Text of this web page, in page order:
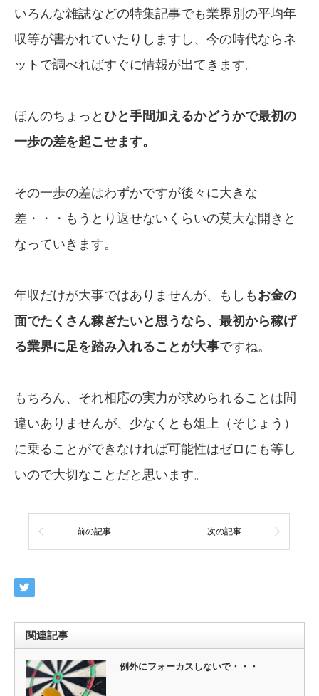
いろんな雑誌などの特集記事でも業界別の平均年
収等が書かれていたりしますし、今の時代ならネ
ットで調べればすぐに情報が出てきます。
ほんのちょっと ひと手間加えるかどうかで最初の
一歩の差を起こせます。
その一歩の差はわずかですが後々に大きな
差・・・もうとり返せないくらいの莫大な開きと
なっていきます。
年収だけが大事ではありませんが、もしも お金の
面でたくさん稼ぎたいと思うなら、最初から稼げ
る業界に足を踏み入れることが大事ですね。
もちろん、それ相応の実力が求められることは間
違いありませんが、少なくとも俎上（そじょう）
に乗ることができなければ可能性はゼロにも等し
いので大切なことだと思います。
前の記事 次の記事
関連記事
例外にフォーカスしないで・・・